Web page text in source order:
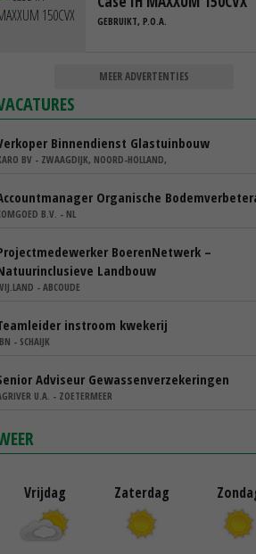
GEBRUIKT, P.O.A.
MEER ADVERTENTIES
Binnendienst Glastuinbouw
BV - ZWAAGDIJK, NOORD-HOLLAND,
Organische
B.V. - NL
BoerenNetwerk –
Landbouw
- ABCOUDE
instroom kwekerij
- SCHAIJK
Adviseur Gewassenverzekeringen
U.A. - ZOETERMEER
Vrijdag Zaterdag